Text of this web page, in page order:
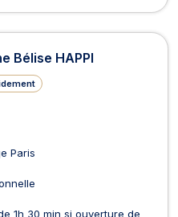
Bélise HAPPI
Paris
1h 30 min si ouverture de